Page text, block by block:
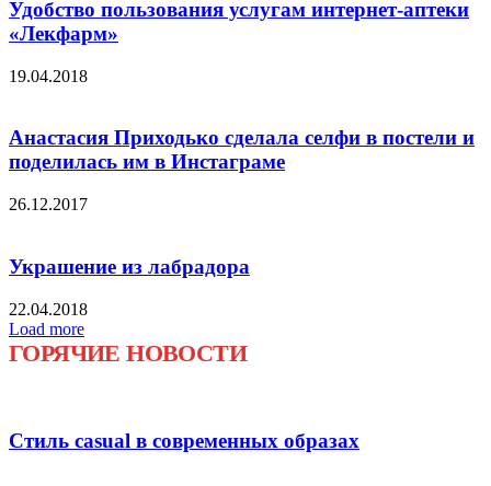
Удобство пользования услугам интернет-аптеки
«Лекфарм»
19.04.2018
Анастасия Приходько сделала селфи в постели и
поделилась им в Инстаграме
26.12.2017
Украшение из лабрадора
22.04.2018
Load more
ГОРЯЧИЕ НОВОСТИ
Стиль casual в современных образах